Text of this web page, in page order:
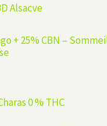
+ 25% CBN –